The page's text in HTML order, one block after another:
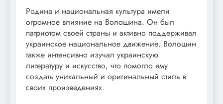
Родина и национальная культура имели
огромное влияние на Волошина. Он был
патриотом своей страны и активно поддерживал
украинское национальное движение. Волошин
также интенсивно изучал украинскую
литературу и искусство, что помогло ему
создать уникальный и оригинальный стиль в
своих произведениях.